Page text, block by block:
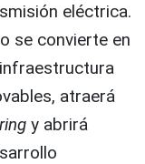
eléctrica.
se convierte en
atraerá
y abrirá